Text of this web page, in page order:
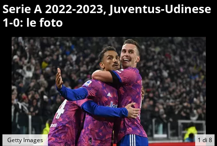
Serie A 2022-2023, Juventus-Udinese
1-0: le foto
1 di 8
Getty Images